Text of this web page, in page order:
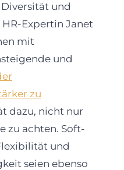
und
Expertin Janet
mit
und
zu
dazu, nicht nur
zu achten. Soft-
und
seien ebenso